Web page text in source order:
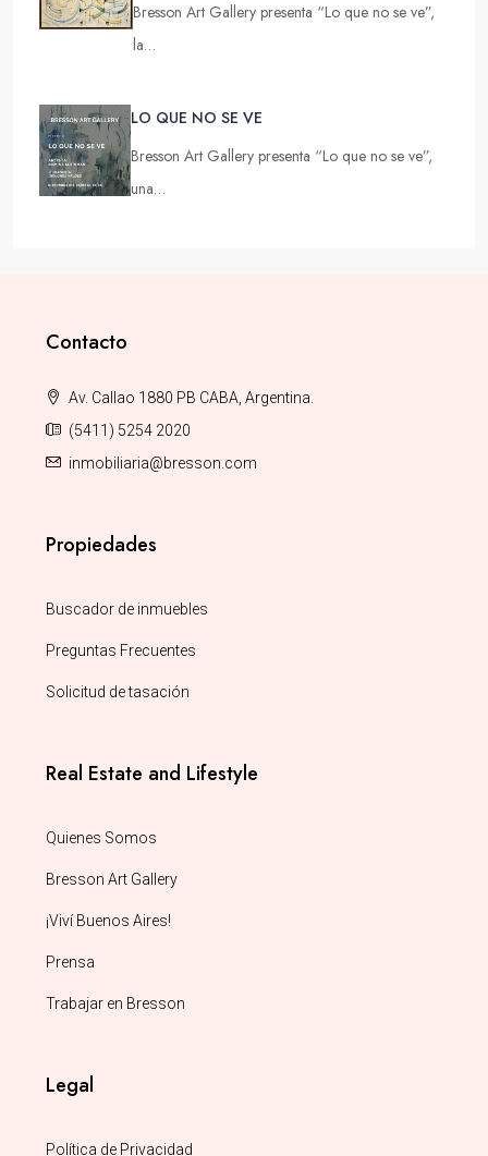
Bresson Art Gallery presenta “Lo que no se ve”,
la…
LO QUE NO SE VE
Bresson Art Gallery presenta “Lo que no se ve”,
una…
Contacto
Av. Callao 1880 PB CABA, Argentina.
(5411) 5254 2020
inmobiliaria@bresson.com
Propiedades
Buscador de inmuebles
Preguntas Frecuentes
Solicitud de tasación
Real Estate and Lifestyle
Quienes Somos
Bresson Art Gallery
¡Viví Buenos Aires!
Prensa
Trabajar en Bresson
Legal
Política de Privacidad